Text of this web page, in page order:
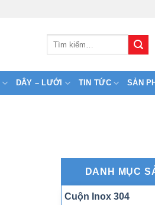
DÂY – LƯỚI TIN TỨC SẢN
DANH MỤC
Cuộn Inox 304